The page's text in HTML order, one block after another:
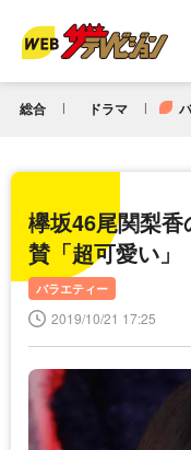
総合 ドラマ
欅坂46尾関梨
賛「超可愛い」
バラエティー
2019/10/21 17:25